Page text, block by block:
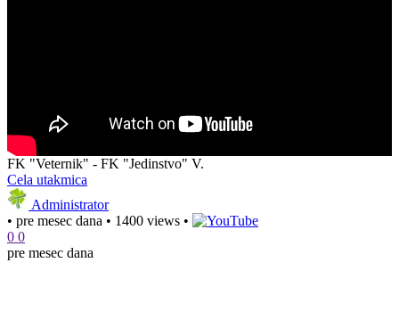
FK "Veternik" - FK "Jedinstvo" V.
Cela utakmica
Administrator
• pre mesec dana • 1400 views •
0 0
pre mesec dana